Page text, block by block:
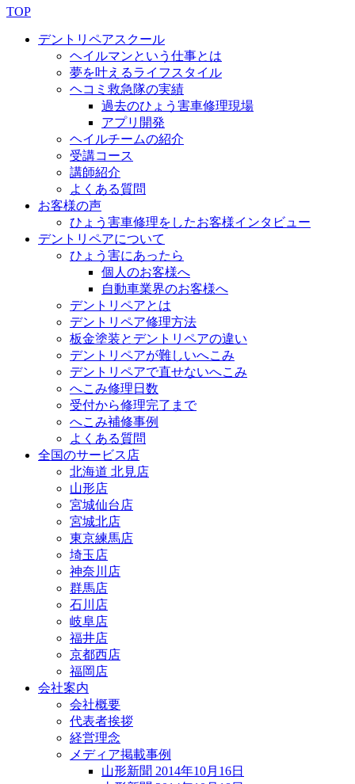
TOP
デントリペアスクール
ヘイルマンという仕事とは
夢を叶えるライフスタイル
ヘコミ救急隊の実績
過去のひょう害車修理現場
アプリ開発
ヘイルチームの紹介
受講コース
講師紹介
よくある質問
お客様の声
ひょう害車修理をしたお客様インタビュー
デントリペアについて
ひょう害にあったら
個人のお客様へ
自動車業界のお客様へ
デントリペアとは
デントリペア修理方法
板金塗装とデントリペアの違い
デントリペアが難しいへこみ
デントリペアで直せないへこみ
へこみ修理日数
受付から修理完了まで
へこみ補修事例
よくある質問
全国のサービス店
北海道 北見店
山形店
宮城仙台店
宮城北店
東京練馬店
埼玉店
神奈川店
群馬店
石川店
岐阜店
福井店
京都西店
福岡店
会社案内
会社概要
代表者挨拶
経営理念
メディア掲載事例
山形新聞 2014年10月16日